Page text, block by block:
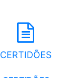
CERTIDÕES